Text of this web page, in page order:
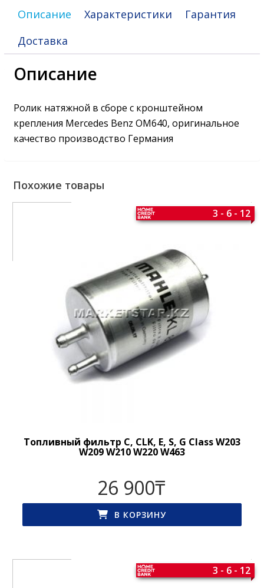
Описание Характеристики
Гарантия
Доставка
Описание
Ролик натяжной в сборе с кронштейном
крепления Mercedes Benz OM640, оригинальное
качество производство Германия
Похожие товары
Топливный фильтр C, CLK, E, S, G Class W203
W209 W210 W220 W463
3 - 6 - 12
26 900₸
В КОРЗИНУ
3 - 6 - 12